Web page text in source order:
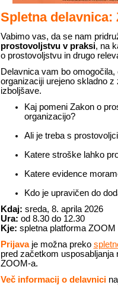
Spletna
Vabimo vas, da se nam
prostovoljstvu v praksi, na
o prostovoljstvu in drugo
Delavnica vam bo
organizaciji urejeno skladno
izboljšave.
Kaj pomeni Zakon o
organizacijo?
Ali je treba s
Katere stroške lahko
Katere evidence
Kdo je upravičen do
Kdaj: sreda, 8. aprila 2026
Ura: od 8.30 do 12.30
Kje: spletna platforma ZOOM
Prijavaje možna preko
pred začetkom
ZOOM-a.
Več informacij o delavnici